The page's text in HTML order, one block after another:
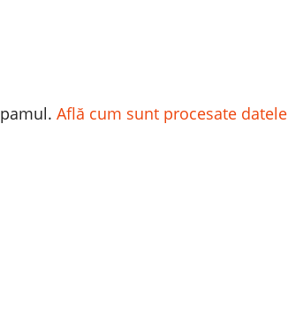
Află cum sunt procesate datele